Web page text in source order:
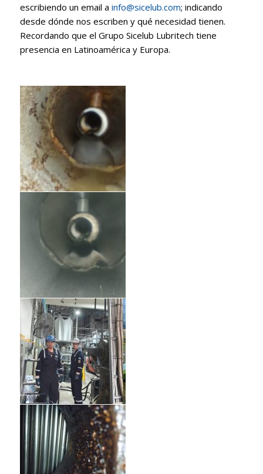
escribiendo un email a info@sicelub.com; indicando
desde dónde nos escriben y qué necesidad tienen.
Recordando que el Grupo Sicelub Lubritech tiene
presencia en Latinoamérica y Europa.